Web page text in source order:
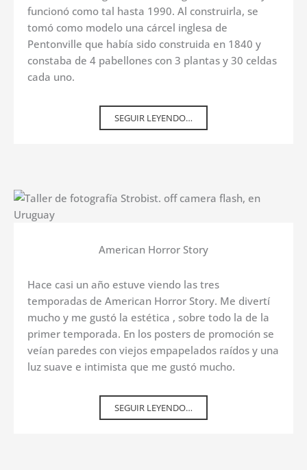
funcionó como tal hasta 1990. Al construirla, se
tomó como modelo una cárcel inglesa de
Pentonville que había sido construida en 1840 y
constaba de 4 pabellones con 3 plantas y 30 celdas
cada uno.
SEGUIR LEYENDO…
American Horror Story
Hace casi un año estuve viendo las tres
temporadas de American Horror Story. Me divertí
mucho y me gustó la estética , sobre todo la de la
primer temporada. En los posters de promoción se
veían paredes con viejos empapelados raídos y una
luz suave e intimista que me gustó mucho.
SEGUIR LEYENDO…